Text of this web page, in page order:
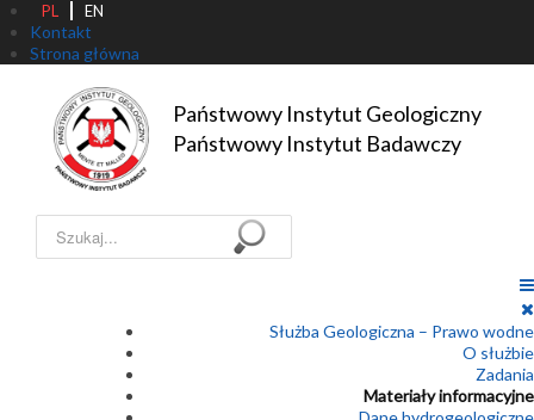
PL EN
Kontakt
Strona główna
Państwowy Instytut Geologiczny
Państwowy Instytut Badawczy
Szukaj...
Służba Geologiczna – Prawo wodne
O służbie
Zadania
Materiały informacyjne